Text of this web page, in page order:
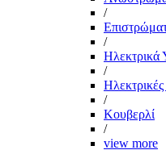
/
/
Ηλεκτρικά
/
/
Κουβερλί
/
view more